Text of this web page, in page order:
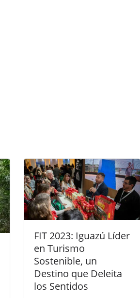
FIT 2023: Iguazú Líder
en Turismo
Sostenible, un
Destino que Deleita
los Sentidos